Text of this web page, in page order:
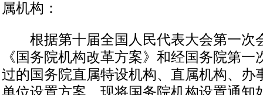
属机构：
根据第十届全国人民代表大会第一次
《国务院机构改革方案》和经国务院第一
过的国务院直属特设机构、直属机构、办